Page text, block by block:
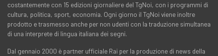
costantemente con 15 edizioni giornaliere del TgNoi, con i programmi di
cultura, politica, sport, economia. Ogni giorno il TgNoi viene inoltre
prodotto e trasmesso anche per non udenti con la traduzione simultanea
di una interprete di lingua italiana dei segni.
Dal gennaio 2000 è partner ufficiale Rai per la produzione di news della